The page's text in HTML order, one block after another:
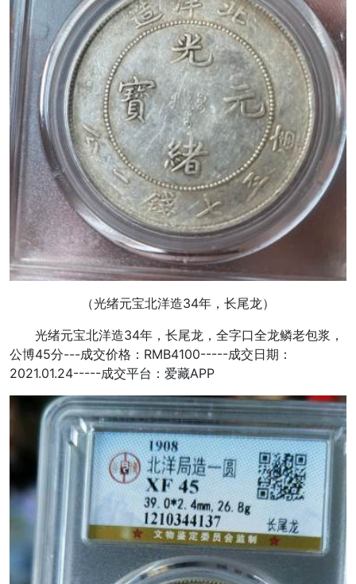
（光绪元宝北洋造34年，长尾龙）
光绪元宝北洋造34年，长尾龙，全字口全龙鳞老包浆，
公博45分---成交价格：RMB4100-----成交日期：
2021.01.24-----成交平台：爱藏APP